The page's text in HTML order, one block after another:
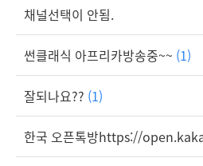
채널선택이 안됨.
썬클래식 아프리카방송중~~ (1)
잘되나요?? (1)
한국 오픈톡방https://